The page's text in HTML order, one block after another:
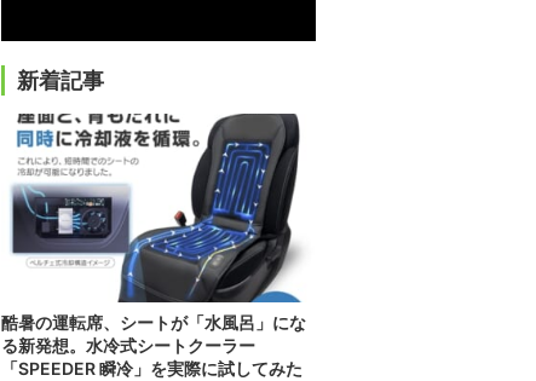
新着記事
酷暑の運転席、シートが「水風呂」にな
る新発想。水冷式シートクーラー
「SPEEDER 瞬冷」を実際に試してみた